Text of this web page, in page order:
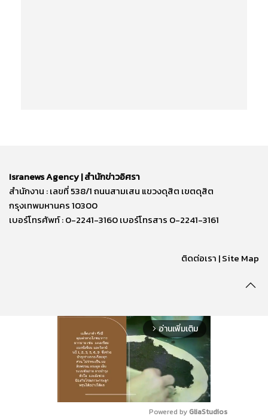
Isranews Agency | สำนักข่าวอิศรา
สำนักงาน : เลขที่ 538/1 ถนนสามเสน แขวงดุสิต เขตดุสิต
กรุงเทพมหานคร 10300
เบอร์โทรศัพท์ : 0-2241-3160 เบอร์โทรสาร 0-2241-3161
ติดต่อเรา | Site Map
arrow_forward_ios อ่านเพิ่มเติม
Powered by GliaStudios